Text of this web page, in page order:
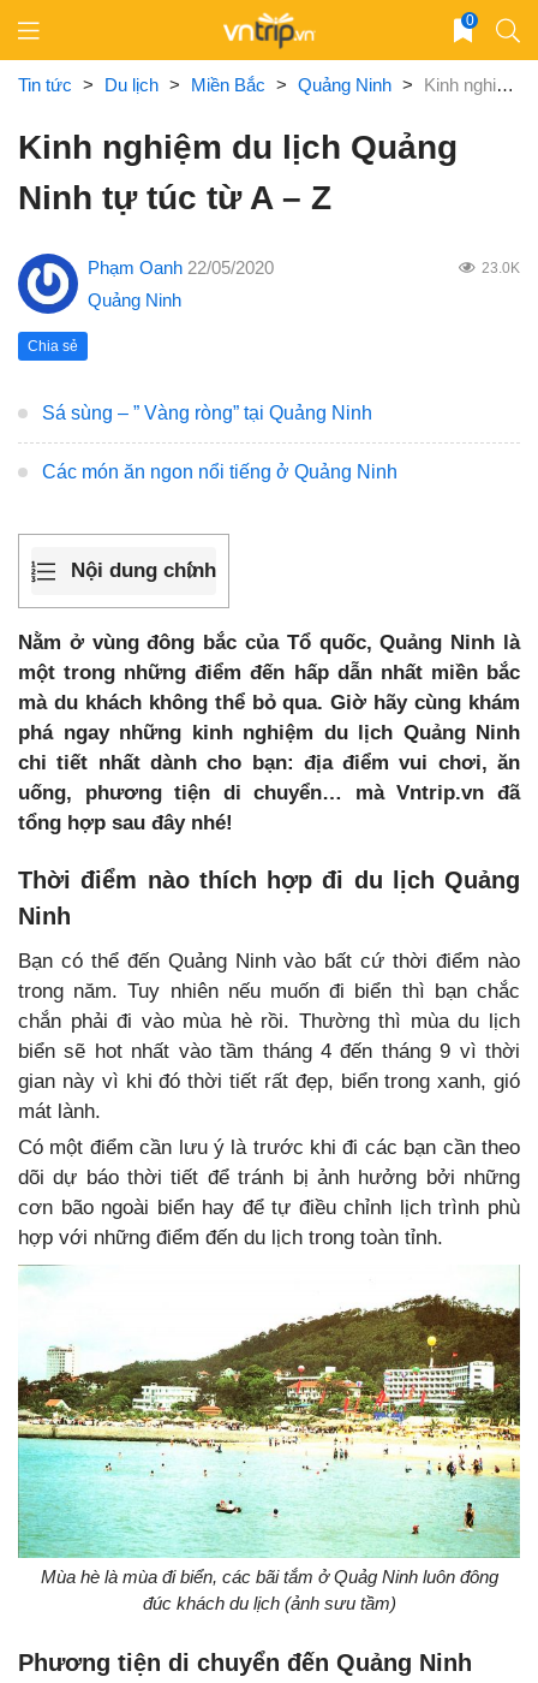
content
0
Tin tức > Du lịch > Miền Bắc > Quảng Ninh > Kinh nghiệm du lịch Quảng Ninh tự túc từ A – Z
Kinh nghiệm du lịch Quảng
Ninh tự túc từ A – Z
Phạm Oanh 22/05/2020 23.0K
Quảng Ninh
Chia sẻ
Sá sùng – ” Vàng ròng” tại Quảng Ninh
Các món ăn ngon nổi tiếng ở Quảng Ninh
Nội dung chính
Nằm ở vùng đông bắc của Tổ quốc, Quảng Ninh là
một trong những điểm đến hấp dẫn nhất miền bắc
mà du khách không thể bỏ qua. Giờ hãy cùng khám
phá ngay những kinh nghiệm du lịch Quảng Ninh
chi tiết nhất dành cho bạn: địa điểm vui chơi, ăn
uống, phương tiện di chuyển… mà Vntrip.vn đã
tổng hợp sau đây nhé!
Thời điểm nào thích hợp đi du lịch Quảng
Ninh
Bạn có thể đến Quảng Ninh vào bất cứ thời điểm nào
trong năm. Tuy nhiên nếu muốn đi biển thì bạn chắc
chắn phải đi vào mùa hè rồi. Thường thì mùa du lịch
biển sẽ hot nhất vào tầm tháng 4 đến tháng 9 vì thời
gian này vì khi đó thời tiết rất đẹp, biển trong xanh, gió
mát lành.
Có một điểm cần lưu ý là trước khi đi các bạn cần theo
dõi dự báo thời tiết để tránh bị ảnh hưởng bởi những
cơn bão ngoài biển hay để tự điều chỉnh lịch trình phù
hợp với những điểm đến du lịch trong toàn tỉnh.
Mùa hè là mùa đi biển, các bãi tắm ở Quảg Ninh luôn đông
đúc khách du lịch (ảnh sưu tầm)
Phương tiện di chuyển đến Quảng Ninh